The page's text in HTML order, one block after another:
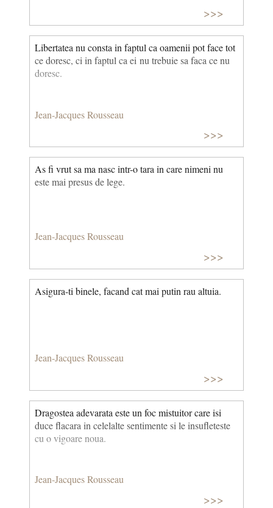
>>>
Libertatea nu consta in faptul ca oamenii pot face tot
ce doresc, ci in faptul ca ei nu trebuie sa faca ce nu
doresc.
Jean-Jacques Rousseau
>>>
As fi vrut sa ma nasc intr-o tara in care nimeni nu
este mai presus de lege.
Jean-Jacques Rousseau
>>>
Asigura-ti binele, facand cat mai putin rau altuia.
Jean-Jacques Rousseau
>>>
Dragostea adevarata este un foc mistuitor care isi
duce flacara in celelalte sentimente si le insufleteste
cu o vigoare noua.
Jean-Jacques Rousseau
>>>